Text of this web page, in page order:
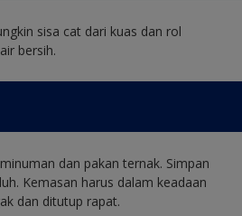
sisa cat dari kuas dan rol
bersih.
dan pakan ternak. Simpan
Kemasan harus dalam keadaan
dan ditutup rapat.